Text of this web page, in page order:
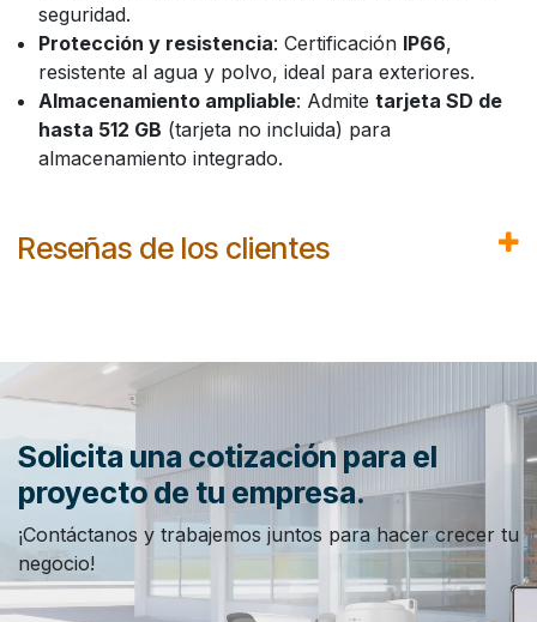
seguridad.
Protección y resistencia: Certificación IP66,
resistente al agua y polvo, ideal para exteriores.
Almacenamiento ampliable: Admite tarjeta SD de
hasta 512 GB (tarjeta no incluida) para
almacenamiento integrado.
Reseñas de los clientes
Solicita una cotización para el
proyecto de tu empresa.
¡Contáctanos y trabajemos juntos para hacer crecer tu
negocio!